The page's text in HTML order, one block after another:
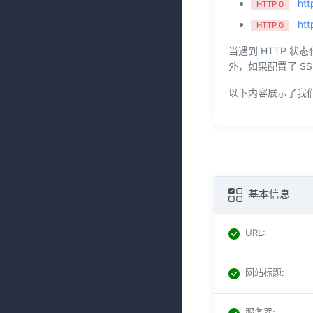
HTTP 0
HTTP 0
当遇到 HTTP 状
外，如果配置了
以下内容展示了我
基本信息
URL:
网站标题: